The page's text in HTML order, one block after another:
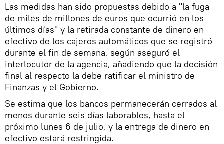
Las medidas han sido propuestas debido a "la fuga
de miles de millones de euros que ocurrió en los
últimos días" y la retirada constante de dinero en
efectivo de los cajeros automáticos que se registró
durante el fin de semana, según aseguró el
interlocutor de la agencia, añadiendo que la decisión
final al respecto la debe ratificar el ministro de
Finanzas y el Gobierno.
Se estima que los bancos permanecerán cerrados al
menos durante seis días laborables, hasta el
próximo lunes 6 de julio, y la entrega de dinero en
efectivo estará restringida.